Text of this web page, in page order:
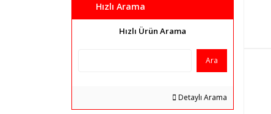
Hızlı Arama
Hızlı Ürün Arama
Ara
Detaylı Arama